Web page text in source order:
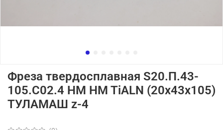
Фреза твердосплавная S20.П.43-
105.C02.4 HM HM TiALN (20х43х105)
ТУЛАМАШ z-4